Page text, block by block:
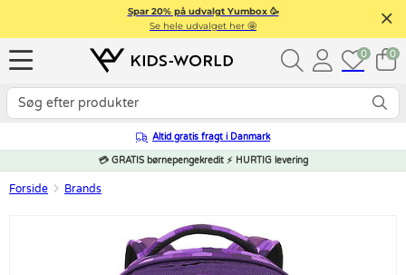
Spar 20% på udvalgt Yumbox 🥳
Se hele udvalget her 🤩
0 0
Altid gratis fragt i Danmark
💳 GRATIS børnepengekredit ⚡ HURTIG levering
Forside Brands